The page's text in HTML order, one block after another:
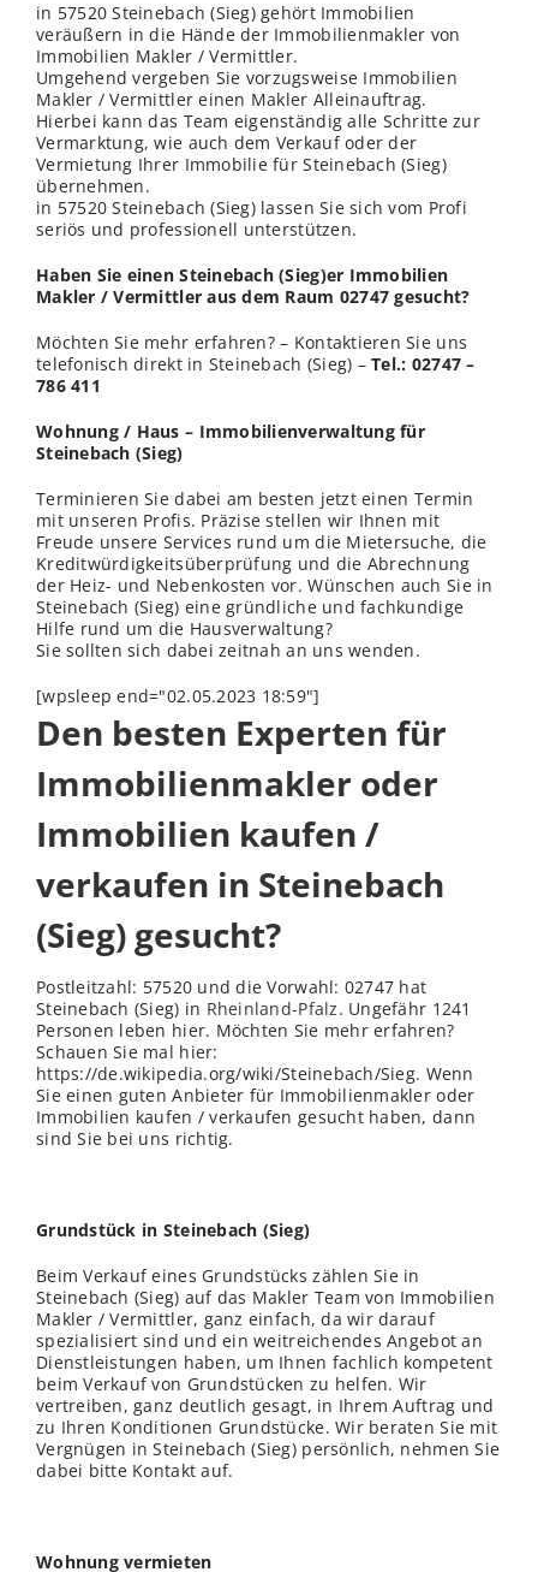
in 57520 Steinebach (Sieg) gehört Immobilien
veräußern in die Hände der Immobilienmakler von
Immobilien Makler / Vermittler.
Umgehend vergeben Sie vorzugsweise Immobilien
Makler / Vermittler einen Makler Alleinauftrag.
Hierbei kann das Team eigenständig alle Schritte zur
Vermarktung, wie auch dem Verkauf oder der
Vermietung Ihrer Immobilie für Steinebach (Sieg)
übernehmen.
in 57520 Steinebach (Sieg) lassen Sie sich vom Profi
seriös und professionell unterstützen.
Haben Sie einen Steinebach (Sieg)er Immobilien
Makler / Vermittler aus dem Raum 02747 gesucht?
Möchten Sie mehr erfahren? – Kontaktieren Sie uns
telefonisch direkt in Steinebach (Sieg) –Tel.: 02747 –
786 411
Wohnung / Haus – Immobilienverwaltung für
Steinebach (Sieg)
Terminieren Sie dabei am besten jetzt einen Termin
mit unseren Profis. Präzise stellen wir Ihnen mit
Freude unsere Services rund um die Mietersuche, die
Kreditwürdigkeitsüberprüfung und die Abrechnung
der Heiz- und Nebenkosten vor. Wünschen auch Sie in
Steinebach (Sieg) eine gründliche und fachkundige
Hilfe rund um die Hausverwaltung?
Sie sollten sich dabei zeitnah an uns wenden.
[wpsleep end="02.05.2023 18:59"]
Den besten Experten für
Immobilienmakler oder
Immobilien kaufen /
verkaufen in Steinebach
(Sieg) gesucht?
Postleitzahl: 57520 und die Vorwahl: 02747 hat
Steinebach (Sieg) in Rheinland-Pfalz. Ungefähr 1241
Personen leben hier. Möchten Sie mehr erfahren?
Schauen Sie mal hier:
https://de.wikipedia.org/wiki/Steinebach/Sieg. Wenn
Sie einen guten Anbieter für Immobilienmakler oder
Immobilien kaufen / verkaufen gesucht haben, dann
sind Sie bei uns richtig.
Grundstück in Steinebach (Sieg)
Beim Verkauf eines Grundstücks zählen Sie in
Steinebach (Sieg) auf das Makler Team von Immobilien
Makler / Vermittler, ganz einfach, da wir darauf
spezialisiert sind und ein weitreichendes Angebot an
Dienstleistungen haben, um Ihnen fachlich kompetent
beim Verkauf von Grundstücken zu helfen. Wir
vertreiben, ganz deutlich gesagt, in Ihrem Auftrag und
zu Ihren Konditionen Grundstücke. Wir beraten Sie mit
Vergnügen in Steinebach (Sieg) persönlich, nehmen Sie
dabei bitte Kontakt auf.
Wohnung vermieten